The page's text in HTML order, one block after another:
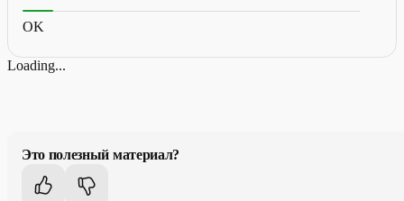
OK
Loading...
Это полезный материал?